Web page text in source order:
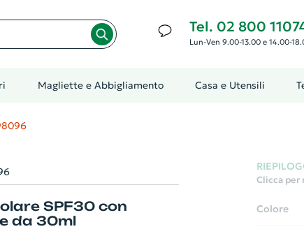
Tel. 02 800
Lun-Ven 9.00-13.00 e 14.00-
Magliette e Abbigliamento Casa e Utensili
SPF30 con
da 30ml
Clicca per
Colore